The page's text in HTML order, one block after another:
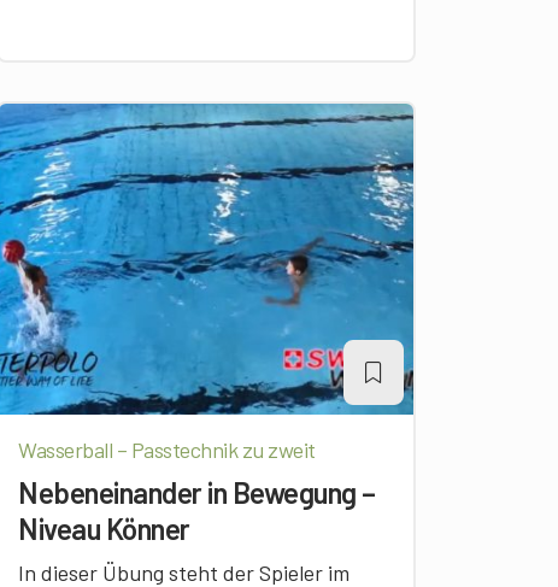
Wasserball – Passtechnik zu zweit
Nebeneinander in Bewegung –
Niveau Könner
In dieser Übung steht der Spieler im